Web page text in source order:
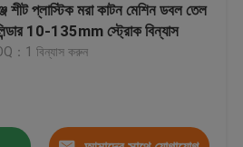
শীট প্লাস্টিক মরা কাটন মেশিন ডবল তেল
10-135mm স্ট্রোক বিন্যাস
：1 বিন্যাস করুন